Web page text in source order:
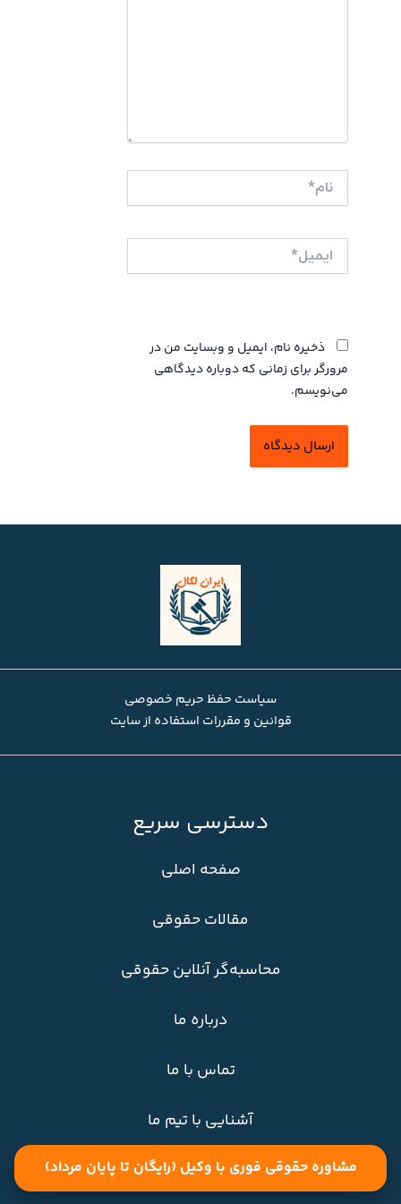
نام*
ایمیل*
ذخیره نام، ایمیل و وبسایت من در
مرورگر برای زمانی که دوباره دیدگاهی
می‌نویسم.
سیاست حفظ حریم خصوصی
قوانین و مقررات استفاده از سایت
دسترسی سریع
صفحه اصلی
مقالات حقوقی
محاسبه‌گر آنلاین حقوقی
درباره ما
تماس با ما
آشنایی با تیم ما
نماد اعتماد
مشاوره حقوقی فوری با وکیل (رایگان تا پایان مرداد)